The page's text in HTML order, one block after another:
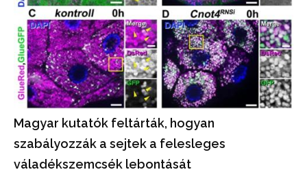
Magyar kutatók feltárták, hogyan
szabályozzák a sejtek a felesleges
váladékszemcsék lebontását